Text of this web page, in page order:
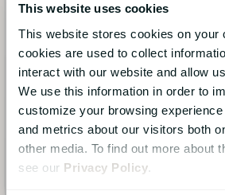
This website uses cookies
This website stores cookies on your
cookies are used to collect
interact with our website and allow
We use this information in order to
customize your browsing
and metrics about our visitors both
other media. To find out more about
see our Privacy Policy